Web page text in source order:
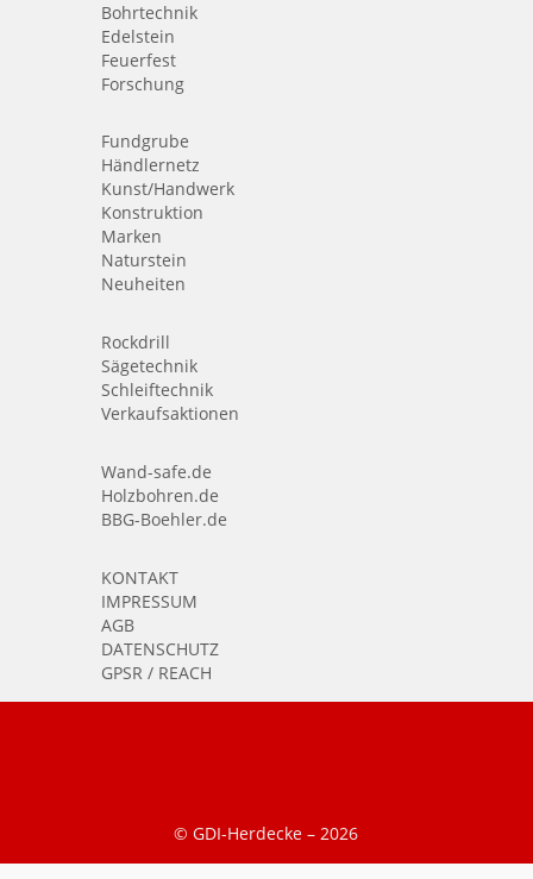
Bohrtechnik
Edelstein
Feuerfest
Forschung
Fundgrube
Händlernetz
Kunst/Handwerk
Konstruktion
Marken
Naturstein
Neuheiten
Rockdrill
Sägetechnik
Schleiftechnik
Verkaufsaktionen
Wand-safe.de
Holzbohren.de
BBG-Boehler.de
KONTAKT
IMPRESSUM
AGB
DATENSCHUTZ
GPSR / REACH
© GDI-Herdecke – 2026